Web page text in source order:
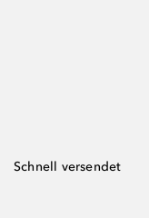
Schnell versendet